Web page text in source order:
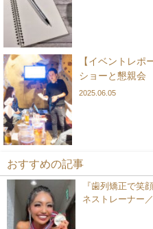
【イベントレポ
ショーと懇親会
2025.06.05
おすすめの記事
『歯列矯正で笑
ネストレーナー